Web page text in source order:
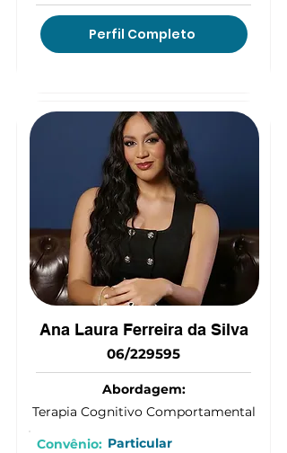
Perfil Completo
(15) 9 8187-0587
Ana Laura Ferreira da Silva
06/229595
Abordagem:
Terapia Cognitivo Comportamental
Convênio: Particular